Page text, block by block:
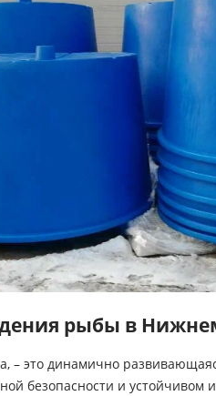
рыбы в
– это динамично
безопасности и